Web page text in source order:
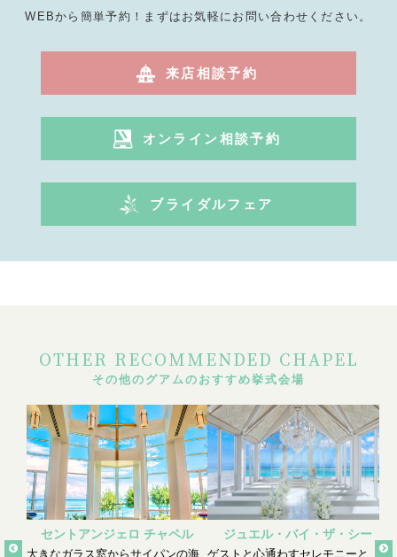
WEBから簡単予約！まずはお気軽にお問い合わせください。
来店相談予約
オンライン相談予約
ブライダルフェア
OTHER RECOMMENDED CHAPEL
その他のグアムのおすすめ挙式会場
セントアンジェロ チャペル
大きなガラス窓からサイパンの海
ジュエル・バイ・ザ・シー
ゲストと心通わすセレモニーと、